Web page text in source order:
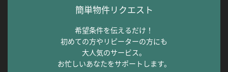
簡単物件リクエスト
希望条件を伝えるだけ！
初めての方やリピーターの方にも
大人気のサービス。
お忙しいあなたをサポートします。